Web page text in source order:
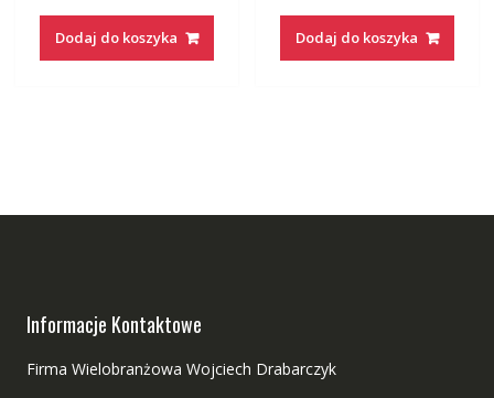
Dodaj do koszyka Dodaj do koszyka
Informacje Kontaktowe
Firma Wielobranżowa Wojciech Drabarczyk